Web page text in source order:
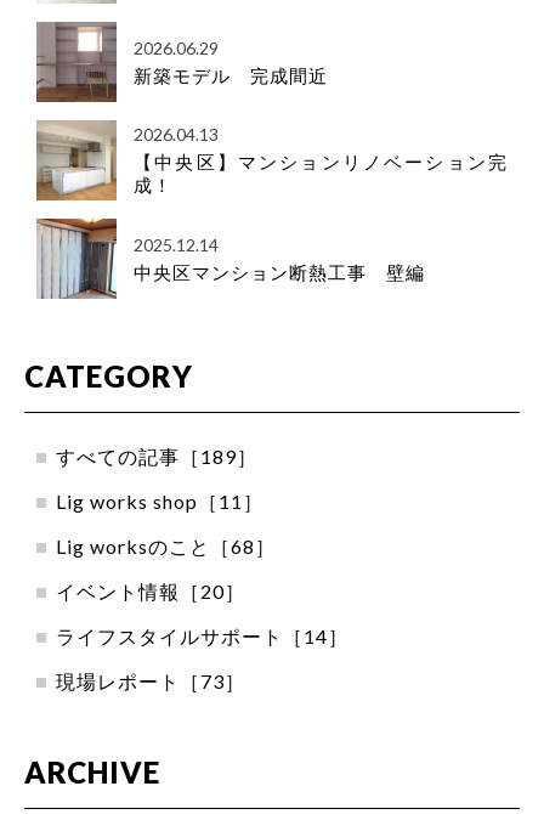
2026.06.29
新築モデル 完成間近
2026.04.13
【中央区】マンションリノベーション完
成！
2025.12.14
中央区マンション断熱工事 壁編
CATEGORY
すべての記事［189］
Lig works shop［11］
Lig worksのこと［68］
イベント情報［20］
ライフスタイルサポート［14］
現場レポート［73］
ARCHIVE